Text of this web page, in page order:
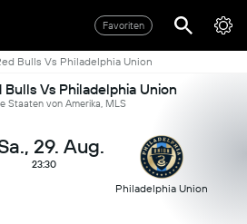
Favoriten
Bulls Vs Philadelphia Union
Bulls Vs Philadelphia Union
Staaten von Amerika, MLS
29. Aug.
23:30
Philadelphia Union